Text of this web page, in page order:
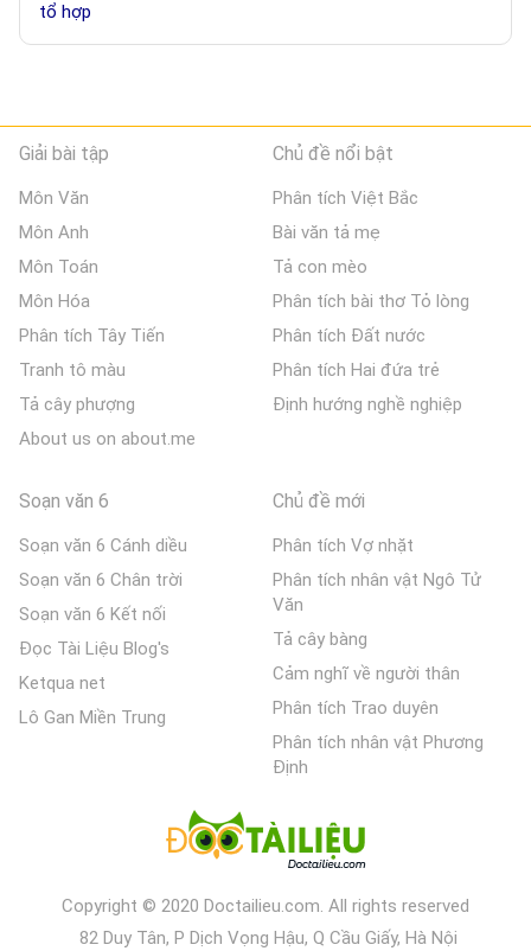
tổ hợp
Giải bài tập
Môn Văn
Môn Anh
Môn Toán
Môn Hóa
Phân tích Tây Tiến
Tranh tô màu
Tả cây phượng
About us on about.me
Chủ đề nổi bật
Phân tích Việt Bắc
Bài văn tả mẹ
Tả con mèo
Phân tích bài thơ Tỏ lòng
Phân tích Đất nước
Phân tích Hai đứa trẻ
Định hướng nghề nghiệp
Soạn văn 6
Soạn văn 6 Cánh diều
Soạn văn 6 Chân trời
Soạn văn 6 Kết nối
Đọc Tài Liệu Blog's
Ketqua net
Lô Gan Miền Trung
Chủ đề mới
Phân tích Vợ nhặt
Phân tích nhân vật Ngô Tử
Văn
Tả cây bàng
Cảm nghĩ về người thân
Phân tích Trao duyên
Phân tích nhân vật Phương
Định
Copyright © 2020 Doctailieu.com. All rights reserved
82 Duy Tân, P Dịch Vọng Hậu, Q Cầu Giấy, Hà Nội